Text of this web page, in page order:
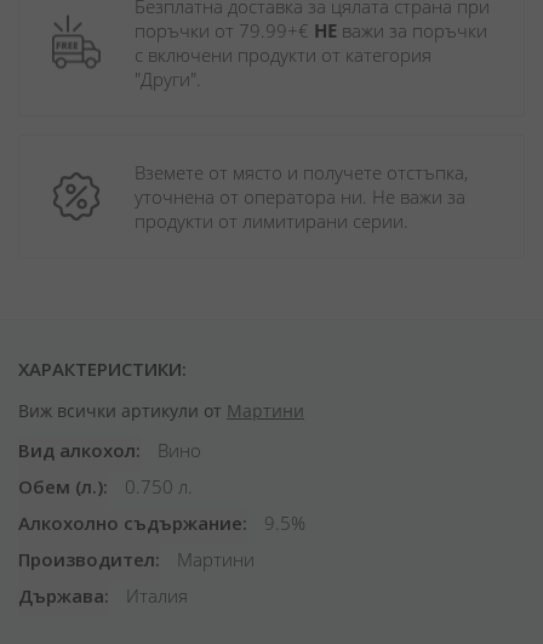
Безплатна доставка за цялата страна при
поръчки от 79.99+€ НЕ важи за поръчки
с включени продукти от категория
"Други".
Вземете от място и получете отстъпка,
уточнена от оператора ни. Не важи за
продукти от лимитирани серии.
ХАРАКТЕРИСТИКИ:
Виж всички артикули от Мартини
Вид алкохол
Вино
Обем (л.)
0.750 л.
Алкохолно съдържание
9.5%
Производител
Мартини
Държава
Италия